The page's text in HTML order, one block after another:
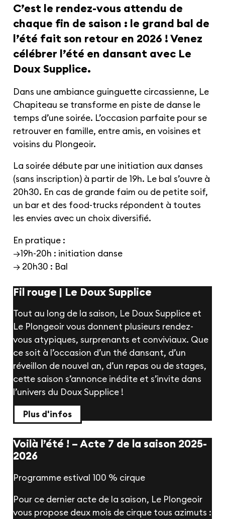
C’est le rendez-vous attendu de
chaque fin de saison : le grand bal de
l’été fait son retour en 2026 ! Venez
célébrer l’été en dansant avec Le
Doux Supplice.
Dans une ambiance guinguette circassienne, Le
Chapiteau se transforme en piste de danse le
temps d’une soirée. L’occasion parfaite pour se
retrouver en famille, entre amis, en voisines et
voisins du Plongeoir.
La soirée débute par une initiation aux danses
(sans inscription) à partir de 19h. Le bal s’ouvre à
20h30. En cas de grande faim ou de petite soif,
un bar et des food-trucks répondent à toutes
les envies avec un choix diversifié.
En pratique :
→19h-20h : initiation danse
→ 20h30 : Bal
Fil rouge | Le Doux Supplice
Tout au long de la saison, Le Doux Supplice et
Le Plongeoir vous donnent plusieurs rendez-
vous atypiques, surprenants et conviviaux. Que
ce soit à l’occasion d’un thé dansant, d’un
réveillon de nouvel an, d’un repas ou de stages,
cette saison s’annonce inédite et s’invite dans
l’univers du Doux Supplice !
Plus d'infos
Voilà l’été ! – Acte 7 de la saison 2025-
2026
Programme estival 100 % cirque
Pour ce dernier acte de la saison, Le Plongeoir
vous propose deux mois de cirque tous azimuts :